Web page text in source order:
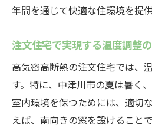
年間を通じて快適な住環境を提供
注文住宅で実現する温度調整
高気密高断熱の注文住宅では、
す。特に、中津川市の夏は暑く
室内環境を保つためには、適切
えば、南向きの窓を設けること